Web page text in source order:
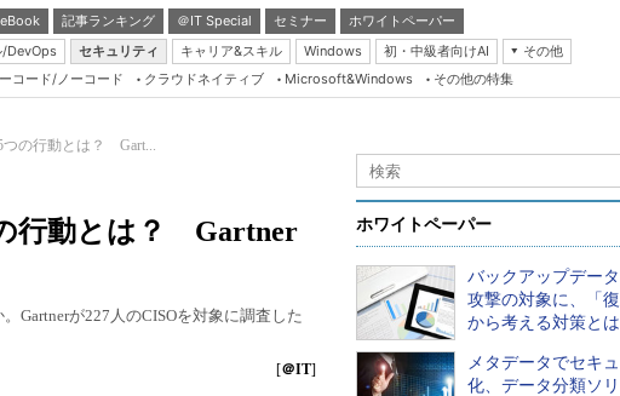
記事ランキング ＠IT Special セミナー
ホワイトペーパー
/DevOps セキュリティ キャリア&スキル Windows 初・中級者向けAI
その他
Server & Storage
Java Agile
Database Expert
Linux ＆ OSS
Master of IP Network
コード/ノーコード クラウドネイティブ Microsoft&Windows その他の特集
つの行動とは？ Gart...
行動とは？ Gartner
Gartnerが227人のCISOを対象に調査した
[＠IT]
ホワイトペーパー
バックアップデー
攻撃の対象に、「
から考える対策とは
メタデータでセキ
化、データ分類ソ